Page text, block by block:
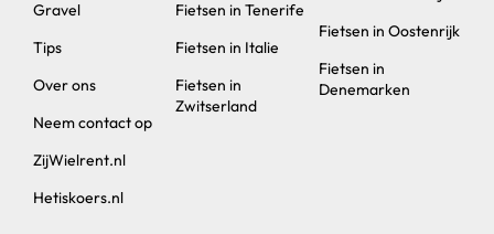
Gravel
Tips
Over ons
Neem contact op
ZijWielrent.nl
Hetiskoers.nl
Fietsen in Tenerife
Fietsen in Italie
Fietsen in
Zwitserland
Fietsen in Oostenrijk
Fietsen in
Denemarken